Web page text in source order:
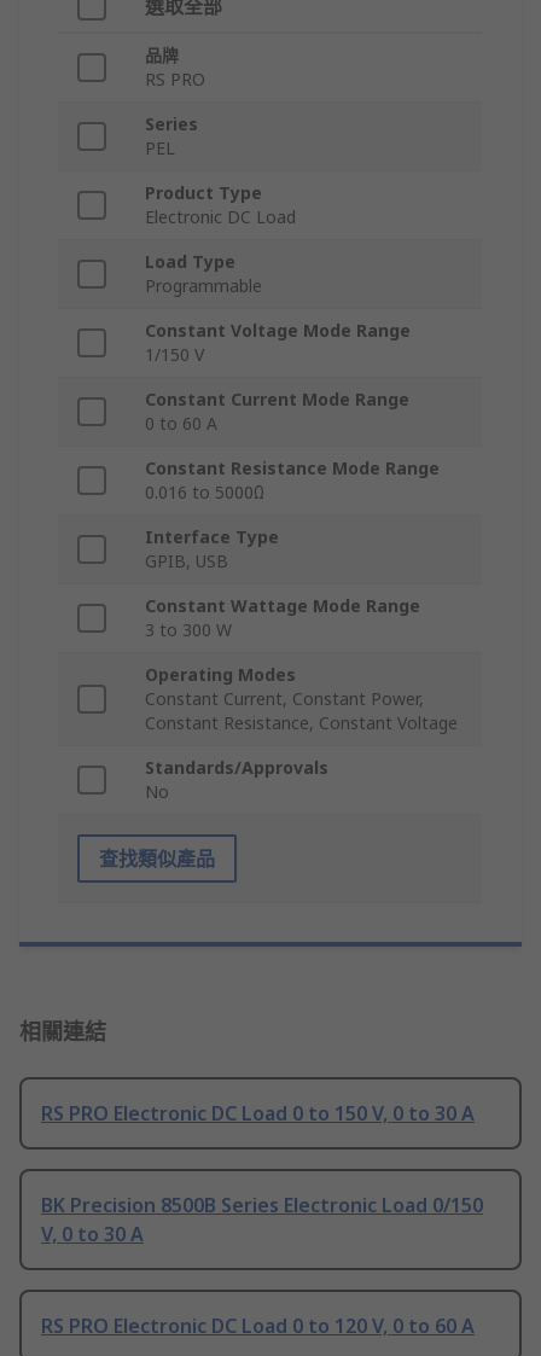
選取全部
品牌
RS PRO
Series
PEL
Product Type
Electronic DC Load
Load Type
Programmable
Constant Voltage Mode Range
1/150 V
Constant Current Mode Range
0 to 60 A
Constant Resistance Mode Range
0.016 to 5000Ω
Interface Type
GPIB, USB
Constant Wattage Mode Range
3 to 300 W
Operating Modes
Constant Current, Constant Power,
Constant Resistance, Constant Voltage
Standards/Approvals
No
查找類似產品
相關連結
RS PRO Electronic DC Load 0 to 150 V, 0 to 30 A
BK Precision 8500B Series Electronic Load 0/150
V, 0 to 30 A
RS PRO Electronic DC Load 0 to 120 V, 0 to 60 A